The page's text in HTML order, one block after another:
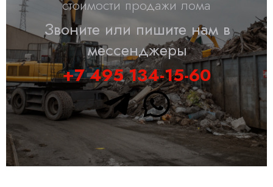
стоимости продажи лома
Звоните или пишите нам в
мессенджеры
+7 495 134-15-60
T
e
l
W
h
a